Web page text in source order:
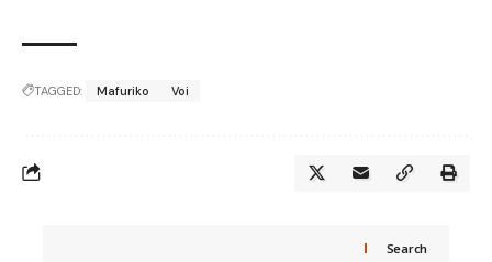
TAGGED: Mafuriko Voi
Search